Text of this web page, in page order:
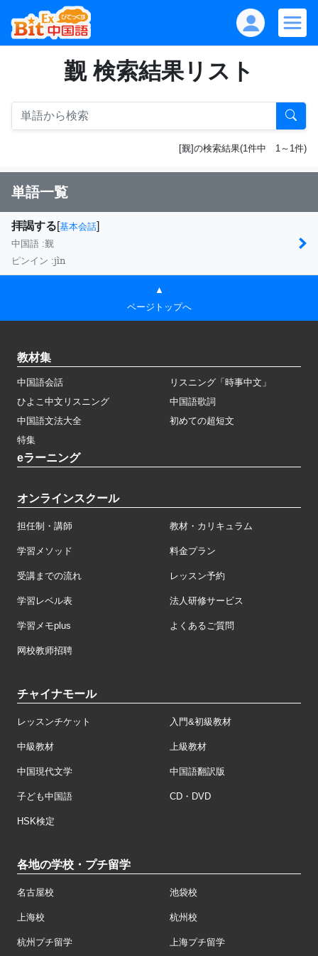
觐 検索結果リスト
[觐]の検索結果(1件中 1～1件)
単語一覧
拝謁する[基本会話]
中国語 :觐
ピンイン :jìn
▲
ページトップへ
教材集
中国語会話
リスニング「時事中文」
ひよこ中文リスニング
中国語歌詞
中国語文法大全
初めての超短文
特集
eラーニング
オンラインスクール
担任制・講師 教材・カリキュラム
学習メソッド 料金プラン
受講までの流れ レッスン予約
学習レベル表 法人研修サービス
学習メモplus よくあるご質問
网校教师招聘
チャイナモール
レッスンチケット 入門&初級教材
中級教材 上級教材
中国現代文学 中国語翻訳版
子ども中国語 CD・DVD
HSK検定
各地の学校・プチ留学
名古屋校 池袋校
上海校 杭州校
杭州プチ留学 上海プチ留学